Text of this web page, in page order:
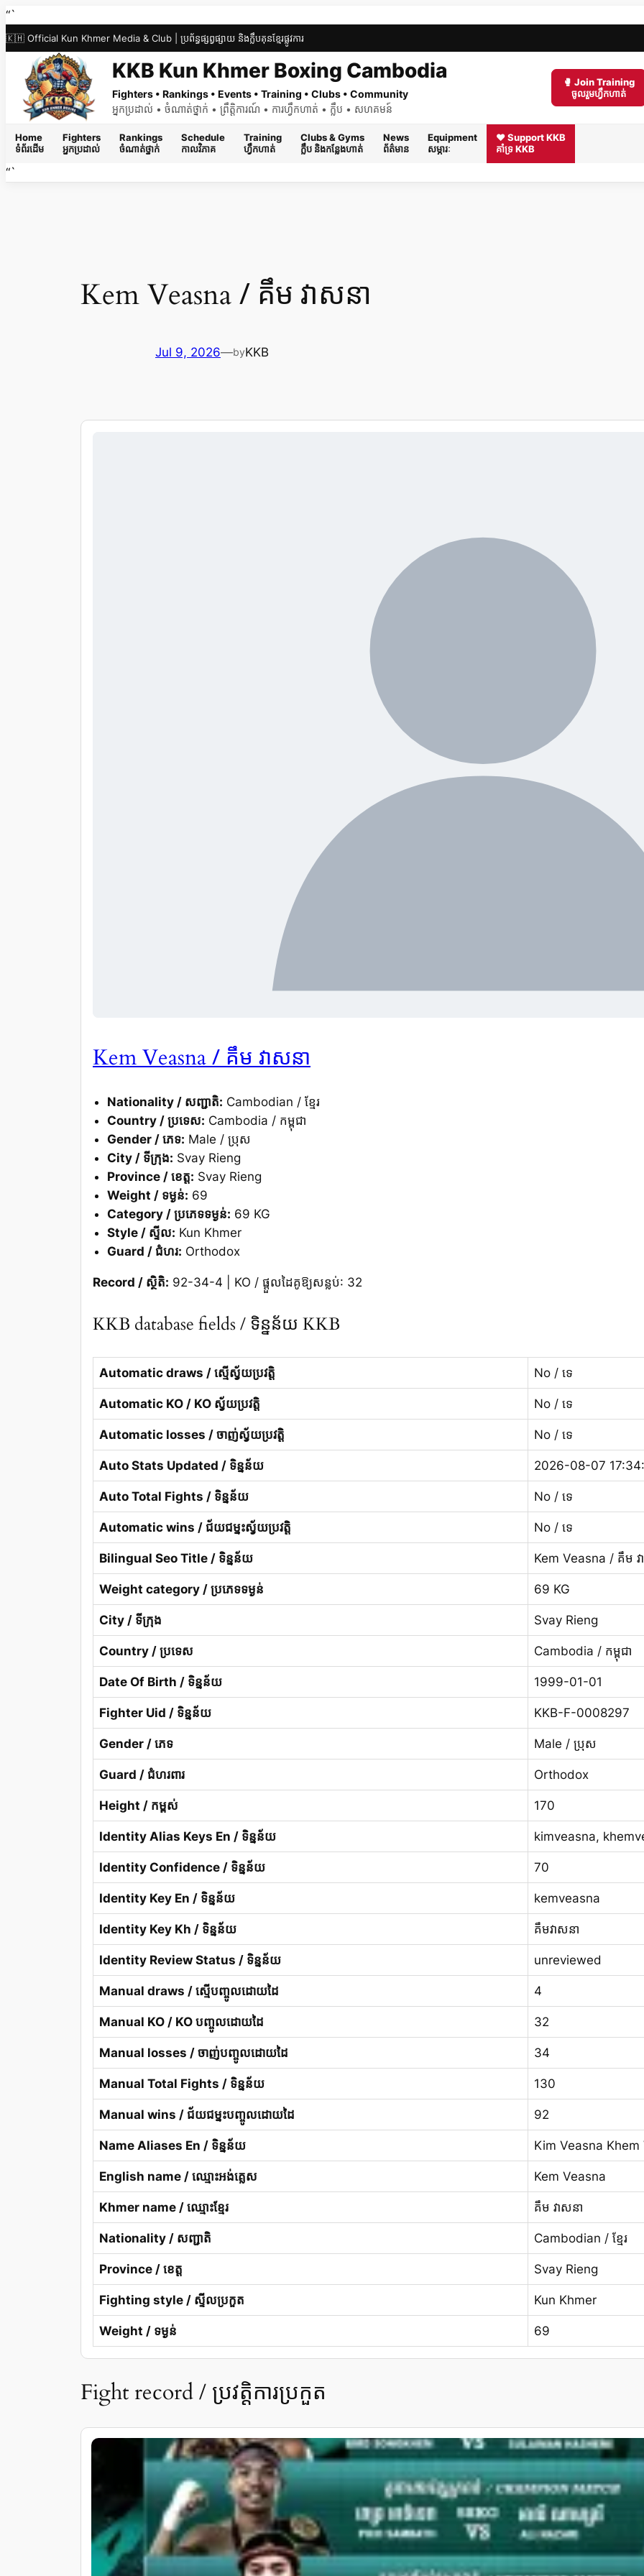
Skip
to
content
“`
🇰🇭 Official Kun Khmer Media & Club | ប្រព័ន្ធផ្សព្វផ្សាយ និងក្លឹបគុនខ្មែរផ្លូវការ
KKB Kun Khmer Boxing Cambodia
Fighters • Rankings • Events • Training • Clubs • Community
អ្នកប្រដាល់ • ចំណាត់ថ្នាក់ • ព្រឹត្តិការណ៍ • ការហ្វឹកហាត់ • ក្លឹប • សហគមន៍
🥊 Join Training
ចូលរួមហ្វឹកហាត់
Home
ទំព័រដើម
Fighters
អ្នកប្រដាល់
Rankings
ចំណាត់ថ្នាក់
Schedule
កាលវិភាគ
Training
ហ្វឹកហាត់
Clubs & Gyms
ក្លឹប និងកន្លែងហាត់
News
ព័ត៌មាន
Equipment
សម្ភារៈ
❤️ Support KKB
គាំទ្រ KKB
“`
Kem Veasna / គឹម វាសនា
Jul 9, 2026—byKKB
Kem Veasna/ គឹម វាសនា
Nationality / សញ្ជាតិ: Cambodian / ខ្មែរ
Country / ប្រទេស: Cambodia / កម្ពុជា
Gender / ភេទ: Male / ប្រុស
City / ទីក្រុង: Svay Rieng
Province / ខេត្ត: Svay Rieng
Weight / ទម្ងន់: 69
Category / ប្រភេទទម្ងន់: 69 KG
Style / ស្ទីល: Kun Khmer
Guard / ជំហរ: Orthodox
Record / ស្ថិតិ: 92-34-4 | KO / ផ្តួលដៃគូឱ្យសន្លប់: 32
KKB database fields / ទិន្នន័យ KKB
Automatic draws / ស្មើស្វ័យប្រវត្តិ No / ទេ
Automatic KO / KO ស្វ័យប្រវត្តិ No / ទេ
Automatic losses / ចាញ់ស្វ័យប្រវត្តិ No / ទេ
Auto Stats Updated / ទិន្នន័យ 2026-08-07
Auto Total Fights / ទិន្នន័យ No / ទេ
Automatic wins / ជ័យជម្នះស្វ័យប្រវត្តិ No / ទេ
Bilingual Seo Title / ទិន្នន័យ Kem Veasna / គឹម វ
Weight category / ប្រភេទទម្ងន់ 69 KG
City / ទីក្រុង Svay Rieng
Country / ប្រទេស Cambodia / កម្ពុជា
Date Of Birth / ទិន្នន័យ 1999-01-01
Fighter Uid / ទិន្នន័យ KKB-F-0008297
Gender / ភេទ Male / ប្រុស
Guard / ជំហរពារ Orthodox
Height / កម្ពស់ 170
Identity Alias Keys En / ទិន្នន័យ kimveasna,
Identity Confidence / ទិន្នន័យ 70
Identity Key En / ទិន្នន័យ kemveasna
Identity Key Kh / ទិន្នន័យ គឹមវាសនា
Identity Review Status / ទិន្នន័យ unreviewed
Manual draws / ស្មើបញ្ចូលដោយដៃ 4
Manual KO / KO បញ្ចូលដោយដៃ 32
Manual losses / ចាញ់បញ្ចូលដោយដៃ 34
Manual Total Fights / ទិន្នន័យ 130
Manual wins / ជ័យជម្នះបញ្ចូលដោយដៃ 92
Name Aliases En / ទិន្នន័យ Kim Veasna Khem
English name / ឈ្មោះអង់គ្លេស Kem Veasna
Khmer name / ឈ្មោះខ្មែរ គឹម វាសនា
Nationality / សញ្ជាតិ Cambodian / ខ្មែរ
Province / ខេត្ត Svay Rieng
Fighting style / ស្ទីលប្រកួត Kun Khmer
Weight / ទម្ងន់ 69
Fight record / ប្រវត្តិការប្រកួត